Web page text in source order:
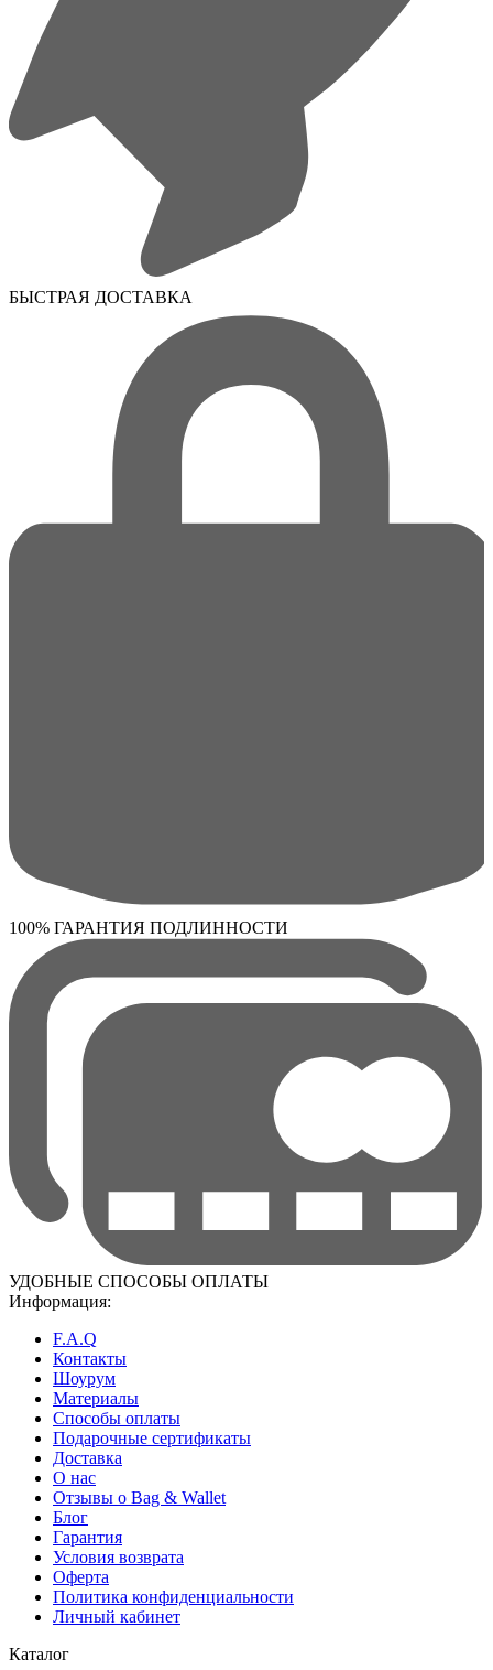
БЫСТРАЯ ДОСТАВКА
100% ГАРАНТИЯ ПОДЛИННОСТИ
УДОБНЫЕ СПОСОБЫ ОПЛАТЫ
Информация:
F.A.Q
Контакты
Шоурум
Материалы
Способы оплаты
Подарочные сертификаты
Доставка
О нас
Отзывы о Bag & Wallet
Блог
Гарантия
Условия возврата
Оферта
Политика конфиденциальности
Личный кабинет
Каталог